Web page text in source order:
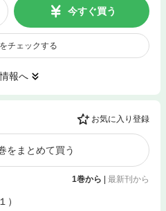
今すぐ買う
チェックする
報へ
お気に入り登録
をまとめて買う
1巻から | 最新刊から
）